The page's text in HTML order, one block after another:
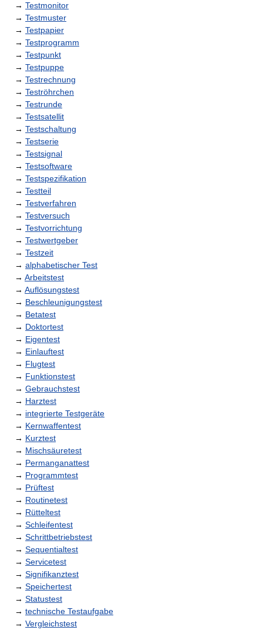
→ Testmonitor
→ Testmuster
→ Testpapier
→ Testprogramm
→ Testpunkt
→ Testpuppe
→ Testrechnung
→ Teströhrchen
→ Testrunde
→ Testsatellit
→ Testschaltung
→ Testserie
→ Testsignal
→ Testsoftware
→ Testspezifikation
→ Testteil
→ Testverfahren
→ Testversuch
→ Testvorrichtung
→ Testwertgeber
→ Testzeit
→ alphabetischer Test
→ Arbeitstest
→ Auflösungstest
→ Beschleunigungstest
→ Betatest
→ Doktortest
→ Eigentest
→ Einlauftest
→ Flugtest
→ Funktionstest
→ Gebrauchstest
→ Harztest
→ integrierte Testgeräte
→ Kernwaffentest
→ Kurztest
→ Mischsäuretest
→ Permanganattest
→ Programmtest
→ Prüftest
→ Routinetest
→ Rütteltest
→ Schleifentest
→ Schrittbetriebstest
→ Sequentialtest
→ Servicetest
→ Signifikanztest
→ Speichertest
→ Statustest
→ technische Testaufgabe
→ Vergleichstest